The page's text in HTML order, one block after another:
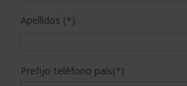
Apellidos (*)
Prefijo teléfono país(*)